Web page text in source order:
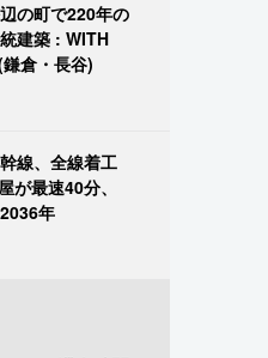
の町で220年の
建築 : WITH
倉・長谷)
線、全線着工
が最速40分、
年